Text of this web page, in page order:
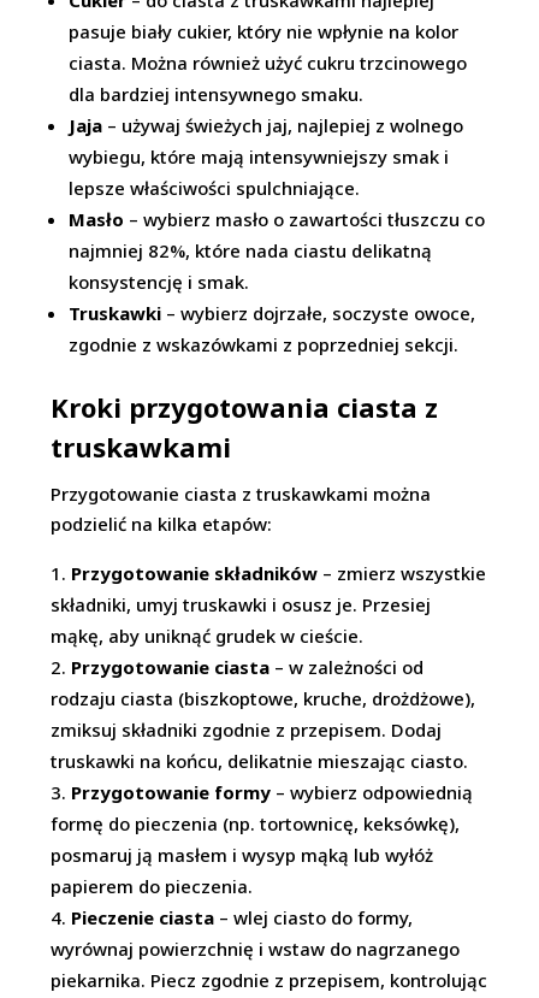
pasuje biały cukier, który nie wpłynie na kolor
ciasta. Można również użyć cukru trzcinowego
dla bardziej intensywnego smaku.
Jaja – używaj świeżych jaj, najlepiej z wolnego
wybiegu, które mają intensywniejszy smak i
lepsze właściwości spulchniające.
Masło – wybierz masło o zawartości tłuszczu co
najmniej 82%, które nada ciastu delikatną
konsystencję i smak.
Truskawki – wybierz dojrzałe, soczyste owoce,
zgodnie z wskazówkami z poprzedniej sekcji.
Kroki przygotowania ciasta z
truskawkami
Przygotowanie ciasta z truskawkami można
podzielić na kilka etapów:
Przygotowanie składników – zmierz wszystkie
składniki, umyj truskawki i osusz je. Przesiej
mąkę, aby uniknąć grudek w cieście.
Przygotowanie ciasta – w zależności od
rodzaju ciasta (biszkoptowe, kruche, drożdżowe),
zmiksuj składniki zgodnie z przepisem. Dodaj
truskawki na końcu, delikatnie mieszając ciasto.
Przygotowanie formy – wybierz odpowiednią
formę do pieczenia (np. tortownicę, keksówkę),
posmaruj ją masłem i wysyp mąką lub wyłóż
papierem do pieczenia.
Pieczenie ciasta – wlej ciasto do formy,
wyrównaj powierzchnię i wstaw do nagrzanego
piekarnika. Piecz zgodnie z przepisem, kontrolując